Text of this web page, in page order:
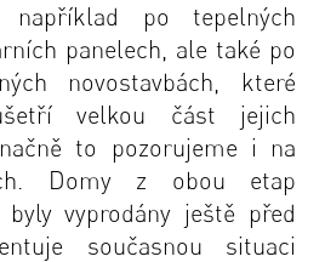
například po tepelných
panelech, ale také po
novostavbách, které
velkou část jejich
to pozorujeme i na
Domy z obou etap
vyprodány ještě před
současnou situaci